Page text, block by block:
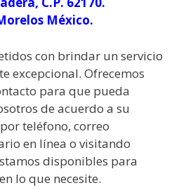
México.
con brindar un servicio
excepcional. Ofrecemos
para que pueda
de acuerdo a su
teléfono, correo
en línea o visitando
disponibles para
lo que necesite.